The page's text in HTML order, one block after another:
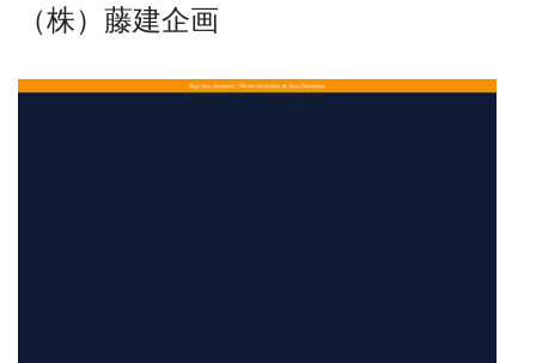
（株）藤建企画